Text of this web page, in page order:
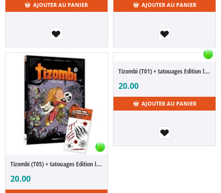
AJOUTER AU PANIER AJOUTER AU PANIER
Tizombi (T05) + tatouages Edition limitee
20.00
Tizombi (T01) + tatouages Edition limitee
20.00
AJOUTER AU PANIER